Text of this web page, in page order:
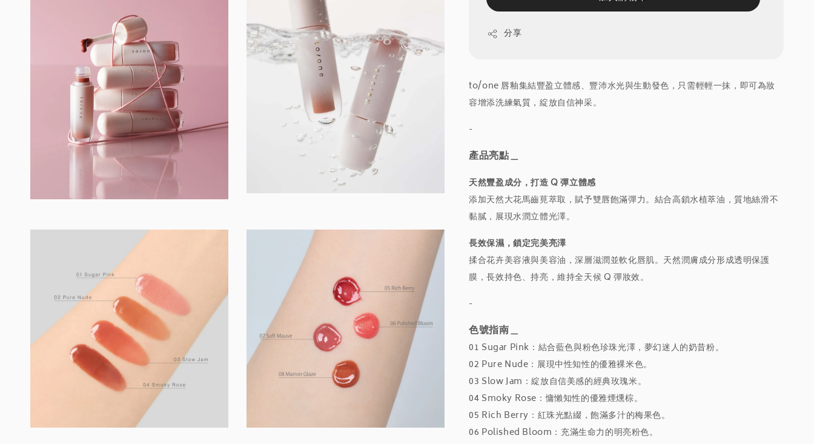
分享
to/one 唇釉集結豐盈立體感、豐沛水光與生動發色，只需輕輕一抹，即可為妝
容增添洗練氣質，綻放自信神采。
-
產品亮點＿
天然豐盈成分，打造 Q 彈立體感
添加天然大花馬齒莧萃取，賦予雙唇飽滿彈力。結合高鎖水植萃油，質地絲滑不
黏膩，展現水潤立體光澤。
長效保濕，鎖定完美亮澤
揉合花卉美容液與美容油，深層滋潤並軟化唇肌。天然潤膚成分形成透明保護
膜，長效持色、持亮，維持全天候 Q 彈妝效。
-
色號指南＿
01 Sugar Pink：結合藍色與粉色珍珠光澤，夢幻迷人的奶昔粉。
02 Pure Nude：展現中性知性的優雅裸米色。
03 Slow Jam：綻放自信美感的經典玫瑰米。
04 Smoky Rose：慵懶知性的優雅煙燻棕。
05 Rich Berry：紅珠光點綴，飽滿多汁的梅果色。
06 Polished Bloom：充滿生命力的明亮粉色。